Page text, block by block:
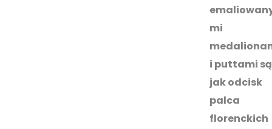
mi
i puttami są
jak odcisk
palca
florenckich